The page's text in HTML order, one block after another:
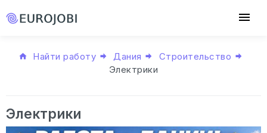
Найти работу Дания
Строительство
Электрики
Электрики